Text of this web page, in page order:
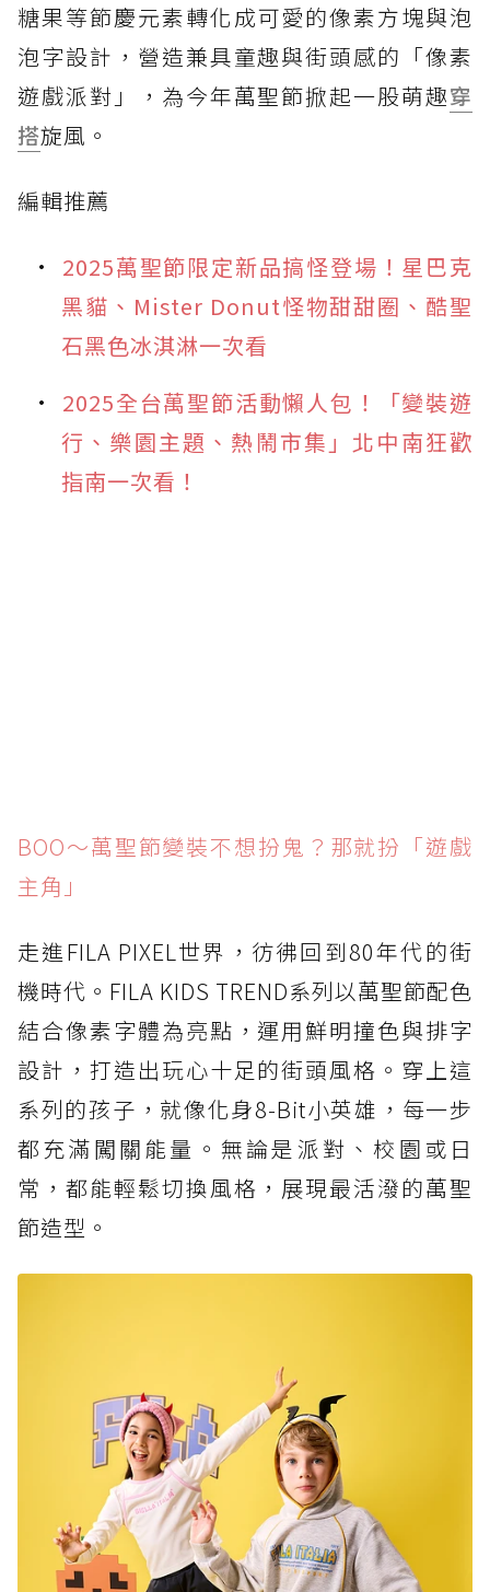
糖果等節慶元素轉化成可愛的像素方塊與泡
泡字設計，營造兼具童趣與街頭感的「像素
遊戲派對」，為今年萬聖節掀起一股萌趣穿
搭旋風。
編輯推薦
2025萬聖節限定新品搞怪登場！星巴克
黑貓、Mister Donut怪物甜甜圈、酷聖
石黑色冰淇淋一次看
2025全台萬聖節活動懶人包！「變裝遊
行、樂園主題、熱鬧市集」北中南狂歡
指南一次看！
BOO～萬聖節變裝不想扮鬼？那就扮「遊戲
主角」
走進FILA PIXEL世界，彷彿回到80年代的街
機時代。FILA KIDS TREND系列以萬聖節配色
結合像素字體為亮點，運用鮮明撞色與排字
設計，打造出玩心十足的街頭風格。穿上這
系列的孩子，就像化身8-Bit小英雄，每一步
都充滿闖關能量。無論是派對、校園或日
常，都能輕鬆切換風格，展現最活潑的萬聖
節造型。